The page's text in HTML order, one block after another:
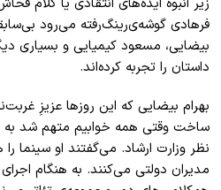
فرهادی گوشه‌ی‌رینگ‌رفته می‌رود
بیضایی، مسعود کیمیایی و بسیاری
داستان را تجربه کرده‌اند.
بهرام بیضایی که این روز‌ها عزیزِ
ساخت وقتی همه خوابیم متهم شد
نظر وزارت ارشاد. می‌گفتند او سینما
مدیران دولتی می‌کنند. به هنگام